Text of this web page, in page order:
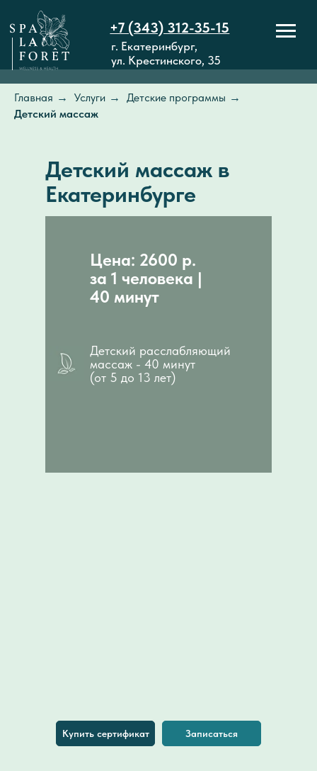
+7 (343) 312-35-15
г. Екатеринбург,
ул. Крестинского, 35
Главная → Услуги → Детские программы →
Детский массаж
Детский массаж в
Екатеринбурге
Детский расслабляющий
массаж - 40 минут
(от 5 до 13 лет)
Цена: 2600 р.
за 1 человека |
40 минут
Купить сертификат Записаться